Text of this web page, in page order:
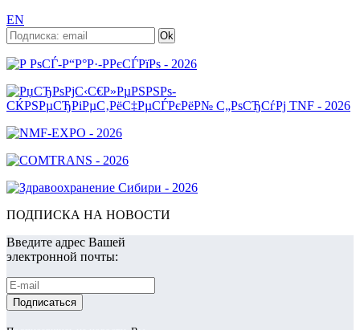
EN
ПОДПИСКА НА НОВОСТИ
Введите адрес Вашей
электронной почты: